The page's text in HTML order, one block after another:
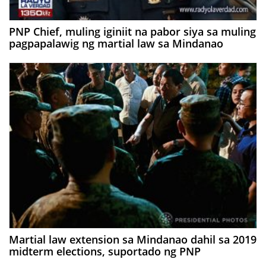
PNP Chief, muling iginiit na pabor siya sa muling
pagpapalawig ng martial law sa Mindanao
Martial law extension sa Mindanao dahil sa 2019
midterm elections, suportado ng PNP